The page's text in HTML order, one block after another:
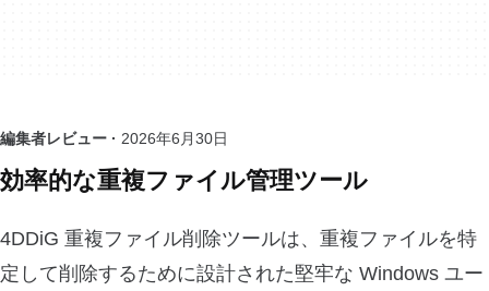
編集者レビュー · 2026年6月30日
効率的な重複ファイル管理ツール
4DDiG 重複ファイル削除ツールは、重複ファイルを特
定して削除するために設計された堅牢な Windows ユー